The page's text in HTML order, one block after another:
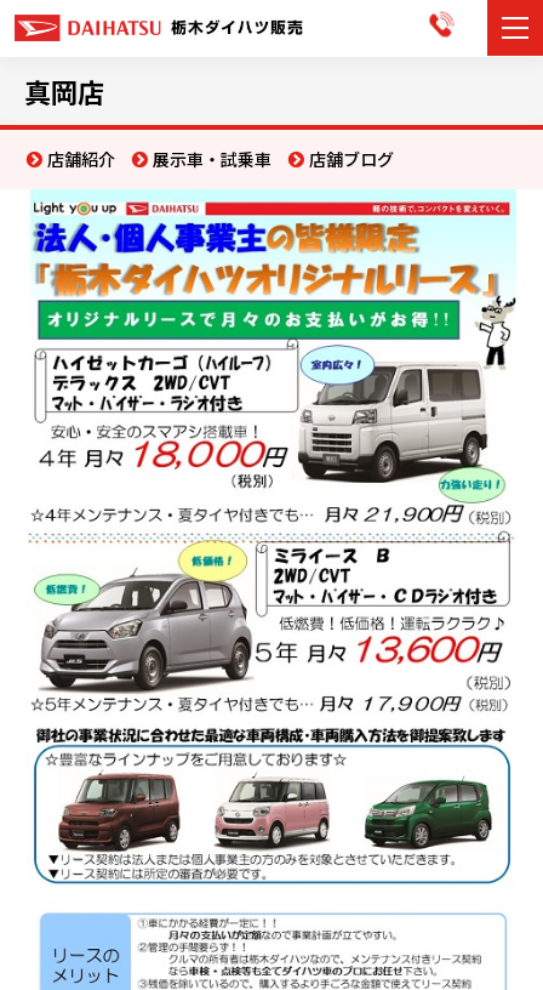
展示車・試乗車
店舗情報
お知らせ
イベント・キャンペーン
ご購入者サポート
アフターサポート
会社情報
カタ
リコ
お問
真岡店
店舗紹介 展示車・試乗車 店舗ブログ